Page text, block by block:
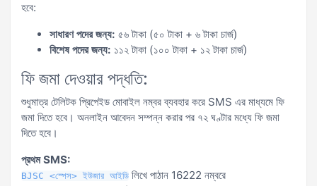
হবে:
সাধারণ পদের জন্য: ৫৬ টাকা (৫০ টাকা + ৬ টাকা চার্জ)
বিশেষ পদের জন্য: ১১২ টাকা (১০০ টাকা + ১২ টাকা চার্জ)
ফি জমা দেওয়ার পদ্ধতি:
শুধুমাত্র টেলিটক প্রিপেইড মোবাইল নম্বর ব্যবহার করে SMS এর মাধ্যমে ফি
জমা দিতে হবে। অনলাইন আবেদন সম্পন্ন করার পর ৭২ ঘণ্টার মধ্যে ফি জমা
দিতে হবে।
প্রথম SMS:
BJSC <স্পেস> ইউজার আইডি লিখে পাঠান 16222 নম্বরে